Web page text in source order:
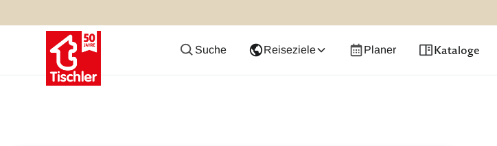
Suche Reiseziele Planer Kataloge